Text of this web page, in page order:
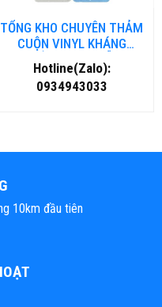
TỔNG KHO CHUYÊN THẢM
CUỘN VINYL KHÁNG
KHUẨN TẠI ĐÀ NẴNG
Hotline(Zalo):
0934943033
10km đầu tiên